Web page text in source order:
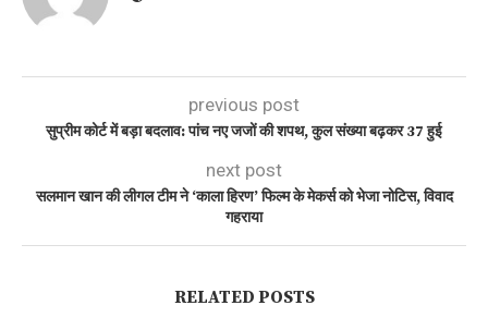
previous post
सुप्रीम कोर्ट में बड़ा बदलाव: पांच नए जजों की शपथ, कुल संख्या बढ़कर 37 हुई
next post
सलमान खान की लीगल टीम ने ‘काला हिरण’ फिल्म के मेकर्स को भेजा नोटिस, विवाद
गहराया
RELATED POSTS